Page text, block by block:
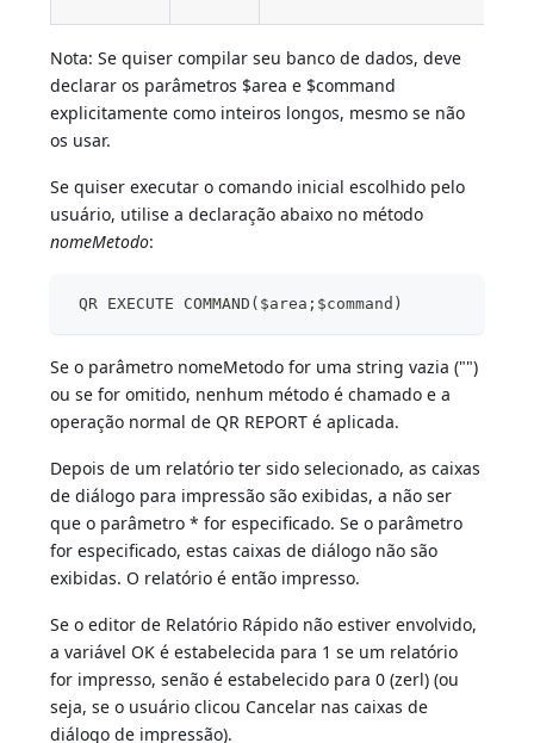
Nota: Se quiser compilar seu banco de dados, deve
declarar os parâmetros $area e $command
explicitamente como inteiros longos, mesmo se não
os usar.
Se quiser executar o comando inicial escolhido pelo
usuário, utilise a declaração abaixo no método
nomeMetodo:
QR EXECUTE COMMAND($area;$command)
Se o parâmetro nomeMetodo for uma string vazia ("")
ou se for omitido, nenhum método é chamado e a
operação normal de QR REPORT é aplicada.
Depois de um relatório ter sido selecionado, as caixas
de diálogo para impressão são exibidas, a não ser
que o parâmetro * for especificado. Se o parâmetro
for especificado, estas caixas de diálogo não são
exibidas. O relatório é então impresso.
Se o editor de Relatório Rápido não estiver envolvido,
a variável OK é estabelecida para 1 se um relatório
for impresso, senão é estabelecido para 0 (zerl) (ou
seja, se o usuário clicou Cancelar nas caixas de
diálogo de impressão).